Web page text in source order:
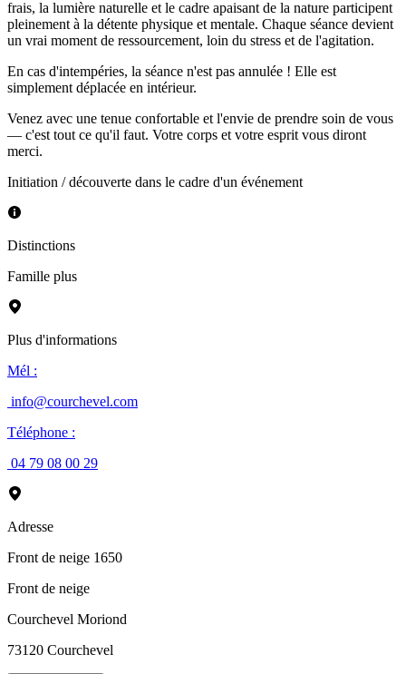
frais, la lumière naturelle et le cadre apaisant de la nature participent
pleinement à la détente physique et mentale. Chaque séance devient
un vrai moment de ressourcement, loin du stress et de l'agitation.
En cas d'intempéries, la séance n'est pas annulée ! Elle est
simplement déplacée en intérieur.
Venez avec une tenue confortable et l'envie de prendre soin de vous
— c'est tout ce qu'il faut. Votre corps et votre esprit vous diront
merci.
Initiation / découverte dans le cadre d'un événement
Distinctions
Famille plus
Plus d'informations
Mél :
info@courchevel.com
Téléphone :
04 79 08 00 29
Adresse
Front de neige 1650
Front de neige
Courchevel Moriond
73120 Courchevel